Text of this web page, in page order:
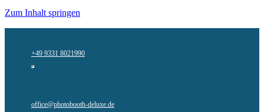
Zum Inhalt springen
+49 9331 8021990
office@photobooth-deluxe.de